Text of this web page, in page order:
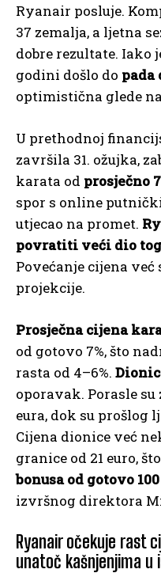
Ryanair posluje.
37 zemalja, a ljetna
dobre rezultate. Iako
godini došlo do pada
optimistična glede
U prethodnoj
završila 31. ožujka,
karata od prosječno
spor s online
utjecao na promet.
povratiti veći dio
Povećanje cijena
projekcije.
Prosječna cijena
od gotovo 7%, što
rasta od 4–6%.
oporavak. Porasle su
eura, dok su prošlog
Cijena dionice već
granice od 21 euro,
bonusa od gotovo
izvršnog direktora
Ryanair očekuje rast
unatoč kašnjenjima u